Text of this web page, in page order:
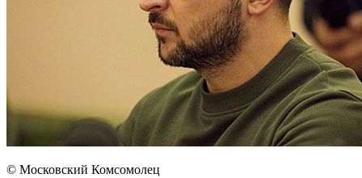
© Московский Комсомолец